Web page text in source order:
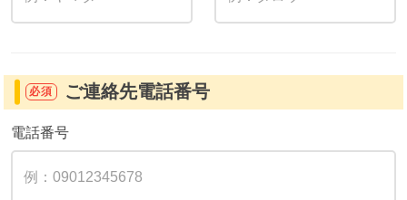
必須 ご連絡先電話番号
電話番号